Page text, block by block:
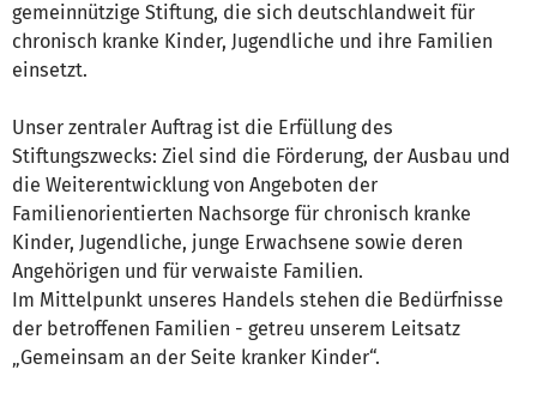
gemeinnützige Stiftung, die sich deutschlandweit für
chronisch kranke Kinder, Jugendliche und ihre Familien
einsetzt.
Unser zentraler Auftrag ist die Erfüllung des
Stiftungszwecks: Ziel sind die Förderung, der Ausbau und
die Weiterentwicklung von Angeboten der
Familienorientierten Nachsorge für chronisch kranke
Kinder, Jugendliche, junge Erwachsene sowie deren
Angehörigen und für verwaiste Familien.
Im Mittelpunkt unseres Handels stehen die Bedürfnisse
der betroffenen Familien - getreu unserem Leitsatz
„Gemeinsam an der Seite kranker Kinder“.